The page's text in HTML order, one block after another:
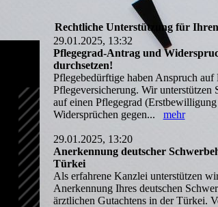
Rechtliche Unterstützung für
29.01.2025, 13:32
Pflegegrad-Antrag und
durchsetzen!
Pflegebedürftige haben Anspruch auf
Pflegeversicherung. Wir unterstützen
auf einen Pflegegrad
Widersprüchen gegen... mehr
29.01.2025, 13:20
Anerkennung deutscher
Türkei
Als erfahrene Kanzlei unterstützen
Anerkennung Ihres deutschen
ärztlichen Gutachtens in der Türkei.